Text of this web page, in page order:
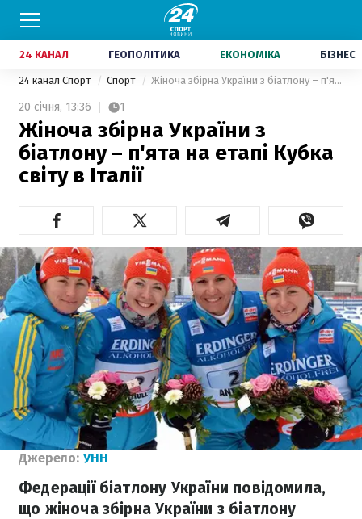
24 КАНАЛ ГЕОПОЛІТИКА ЕКОНОМІКА БІЗНЕС
24 канал Спорт Спорт Жіноча збірна України з біатлону – п'ята на етапі Кубка світу в Італії
20 січня, 13:36 1
Жіноча збірна України з
біатлону – п'ята на етапі Кубка
світу в Італії
Джерело: УНН
Федерації біатлону України повідомила,
що жіноча збірна України з біатлону